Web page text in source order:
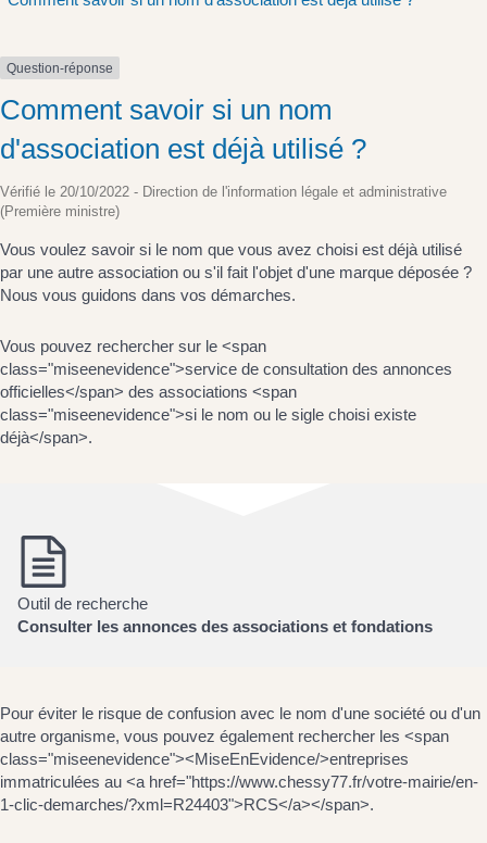
Question-réponse
Comment savoir si un nom
d'association est déjà utilisé ?
Vérifié le 20/10/2022 - Direction de l'information légale et administrative
(Première ministre)
Vous voulez savoir si le nom que vous avez choisi est déjà utilisé
par une autre association ou s'il fait l'objet d'une marque déposée ?
Nous vous guidons dans vos démarches.
Vous pouvez rechercher sur le <span
class="miseenevidence">service de consultation des annonces
officielles</span> des associations <span
class="miseenevidence">si le nom ou le sigle choisi existe
déjà</span>.
Outil de recherche
Consulter les annonces des associations et fondations
Pour éviter le risque de confusion avec le nom d'une société ou d'un
autre organisme, vous pouvez également rechercher les <span
class="miseenevidence"><MiseEnEvidence/>entreprises
immatriculées au <a href="https://www.chessy77.fr/votre-mairie/en-
1-clic-demarches/?xml=R24403">RCS</a></span>.